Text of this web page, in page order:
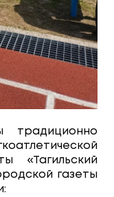
«Тагильский
газеты